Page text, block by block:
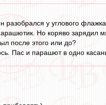
разобрался у углового
Но коряво зарядил
после этого или до?
Пас и парашют в одно